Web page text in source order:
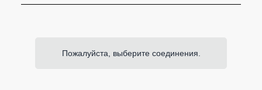
Пожалуйста, выберите соединения.